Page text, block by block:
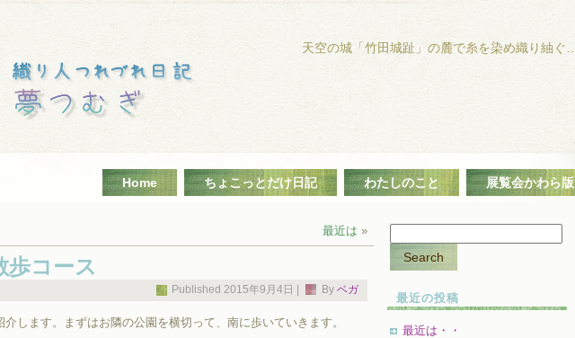
天空の城「竹田城趾」の麓で糸を染め織り紬ぐ…
Home ちょこっとだけ日記 わたしのこと 展覧会かわら版
最近は »
コース
Published 2015年9月4日 By ベガ
します。まずはお隣の公園を横切って、南に歩いていきます。
最近の投稿
最近は・・